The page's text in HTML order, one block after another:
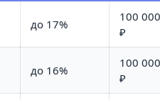
до 17%
100 000
₽
до 16%
100 000
₽